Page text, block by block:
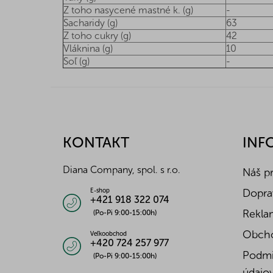
Z toho nasycené mastné k. (g)
-
Sacharidy (g)
63
Z toho cukry (g)
42
Vláknina (g)
10
Soľ (g)
-
KONTAKT
Diana Company, spol. s r.o.
E-shop
+421 918 322 074
(Po-Pi 9:00-15:00h)
Veľkoobchod
+420 724 257 977
(Po-Pi 9:00-15:00h)
Náš